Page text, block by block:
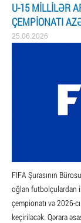
U-15 MILLILƏR
ÇEMPIONATI
25.06.2026
FIFA Şurasının
oğlan futbolçulardan
çempionatı və 2026-
keçiriləcək. Qərara